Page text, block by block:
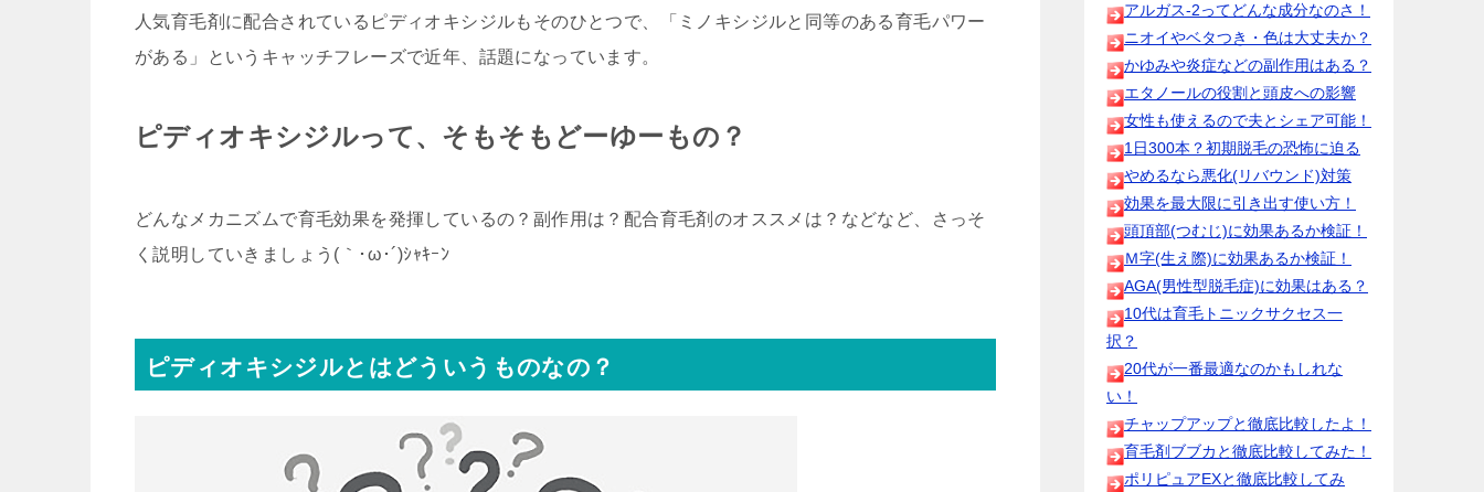
人気育毛剤に配合されているピディオキシジルもそのひとつで、
「ミノキシジルと同等のある育毛パワー
がある」
というキャッチフレーズで近年、話題になっています。
ピディオキシジルって、そもそもどーゆーもの？
どんなメカニズムで育毛効果を発揮しているの？副作用は？配合育毛剤のオススメは？などなど、さっそ
く説明していきましょう(｀･ω･´)ｼｬｷｰﾝ
ピディオキシジルとはどういうものなの？
アルガス-2ってどんな成分なのさ！
ニオイやベタつき・色は大丈夫か？
かゆみや炎症などの副作用はある？
エタノールの役割と頭皮への影響
女性も使えるので夫とシェア可能！
1日300本？初期脱毛の恐怖に迫る
やめるなら悪化(リバウンド)対策
効果を最大限に引き出す使い方！
頭頂部(つむじ)に効果あるか検証！
Ｍ字(生え際)に効果あるか検証！
AGA(男性型脱毛症)に効果はある？
10代は育毛トニックサクセス一
択？
20代が一番最適なのかもしれな
い！
チャップアップと徹底比較したよ！
育毛剤ブブカと徹底比較してみた！
ポリピュアEXと徹底比較してみ